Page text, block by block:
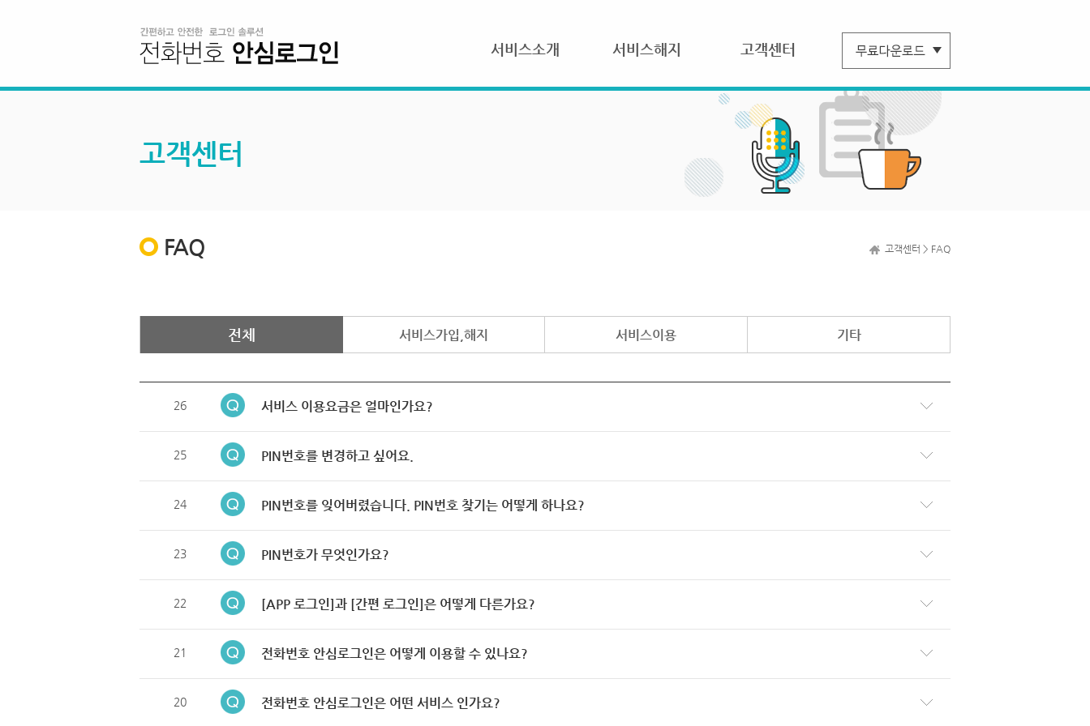
서비스소개 서비스해지 고객센터
고객센터
FAQ 고객센터 > FAQ
전체 서비스가입,해지 서비스이용 기타
26 서비스 이용요금은 얼마인가요?
25 PIN번호를 변경하고 싶어요.
24 PIN번호를 잊어버렸습니다. PIN번호 찾기는 어떻게 하나요?
23 PIN번호가 무엇인가요?
22 [APP 로그인]과 [간편 로그인]은 어떻게 다른가요?
21 전화번호 안심로그인은 어떻게 이용할 수 있나요?
20 전화번호 안심로그인은 어떤 서비스 인가요?